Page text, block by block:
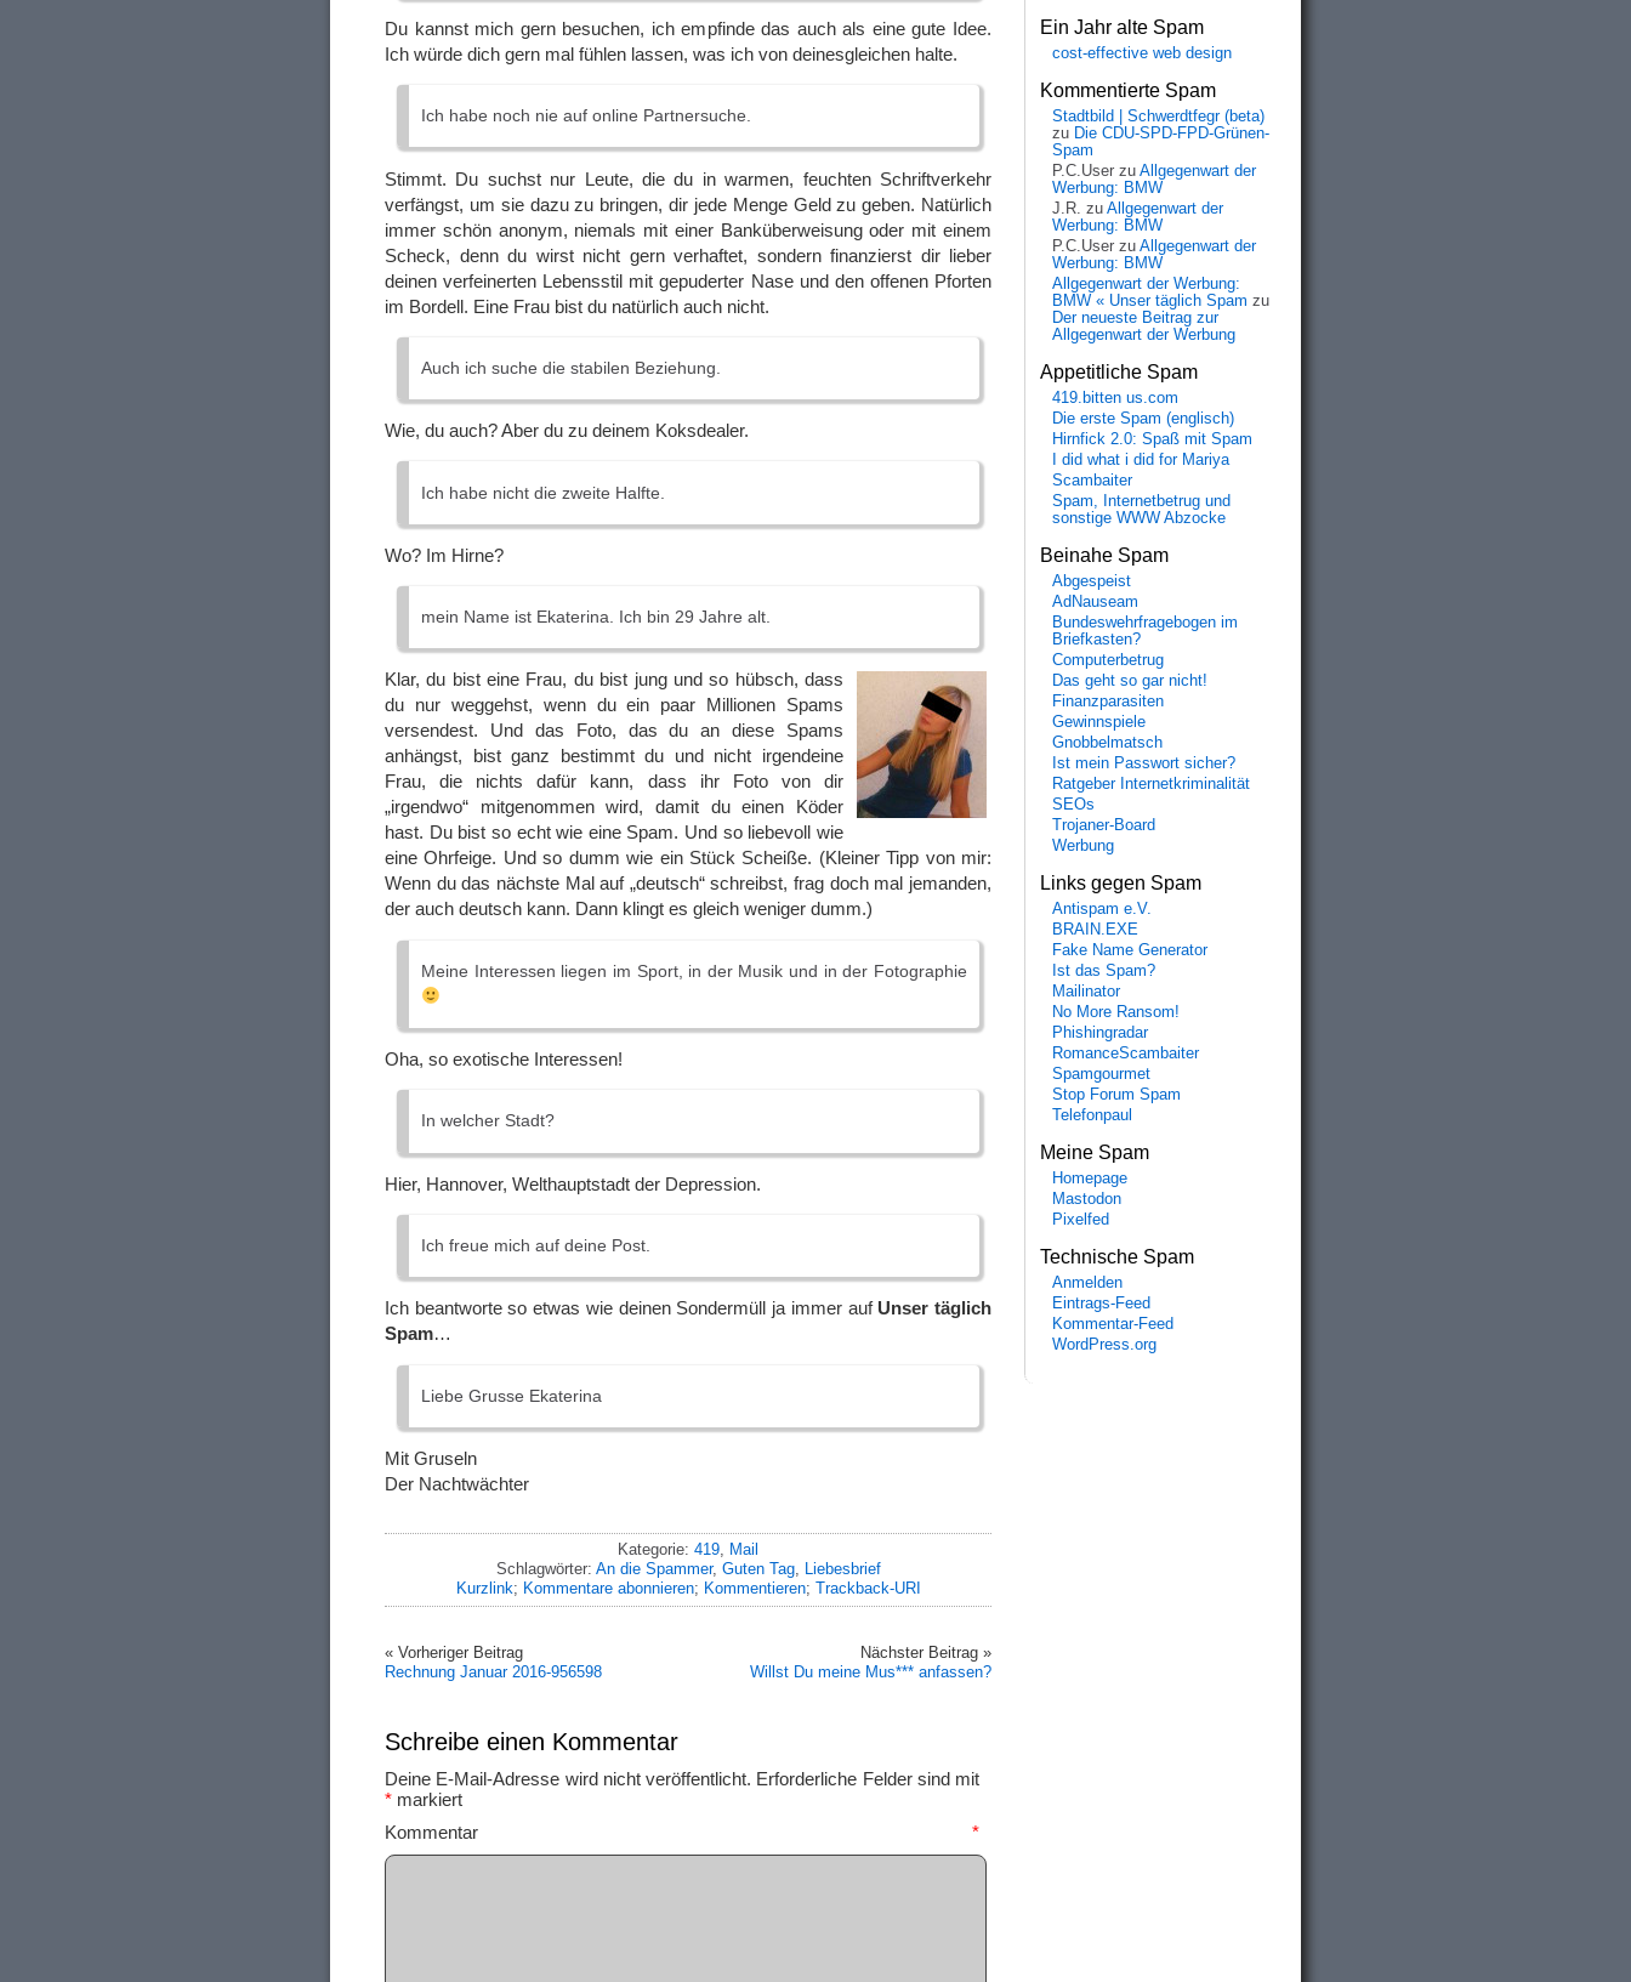
Du kannst mich gern besuchen, ich empfinde das auch als eine gute Idee.
Ich würde dich gern mal fühlen lassen, was ich von deinesgleichen halte.
Ich habe noch nie auf online Partnersuche.
Stimmt. Du suchst nur Leute, die du in warmen, feuchten Schriftverkehr
verfängst, um sie dazu zu bringen, dir jede Menge Geld zu geben. Natürlich
immer schön anonym, niemals mit einer Banküberweisung oder mit einem
Scheck, denn du wirst nicht gern verhaftet, sondern finanzierst dir lieber
deinen verfeinerten Lebensstil mit gepuderter Nase und den offenen Pforten
im Bordell. Eine Frau bist du natürlich auch nicht.
Auch ich suche die stabilen Beziehung.
Wie, du auch? Aber du zu deinem Koksdealer.
Ich habe nicht die zweite Halfte.
Wo? Im Hirne?
mein Name ist Ekaterina. Ich bin 29 Jahre alt.
Klar, du bist eine Frau, du bist jung und so hübsch, dass
du nur weggehst, wenn du ein paar Millionen Spams
versendest. Und das Foto, das du an diese Spams
anhängst, bist ganz bestimmt du und nicht irgendeine
Frau, die nichts dafür kann, dass ihr Foto von dir
„irgendwo“ mitgenommen wird, damit du einen Köder
hast. Du bist so echt wie eine Spam. Und so liebevoll wie
eine Ohrfeige. Und so dumm wie ein Stück Scheiße. (Kleiner Tipp von mir:
Wenn du das nächste Mal auf „deutsch“ schreibst, frag doch mal jemanden,
der auch deutsch kann. Dann klingt es gleich weniger dumm.)
Meine Interessen liegen im Sport, in der Musik und in der Fotographie
Oha, so exotische Interessen!
In welcher Stadt?
Hier, Hannover, Welthauptstadt der Depression.
Ich freue mich auf deine Post.
Ich beantworte so etwas wie deinen Sondermüll ja immer auf Unser täglich
Spam…
Liebe Grusse Ekaterina
Mit Gruseln
Der Nachtwächter
Kategorie: 419
Mail
Schlagwörter: An die Spammer, Guten Tag,
Liebesbrief
Kurzlink; Kommentare abonnieren; Kommentieren; Trackback-URI
« Vorheriger Beitrag
Rechnung Januar 2016-956598
Nächster Beitrag »
Willst Du meine Mus*** anfassen?
Schreibe einen Kommentar
Deine E-Mail-Adresse wird nicht veröffentlicht. Erforderliche Felder sind mit
* markiert
Kommentar *
Ein Jahr alte Spam
cost-effective web design
Kommentierte Spam
Stadtbild | Schwerdtfegr (beta)
zu Die CDU-SPD-FPD-Grünen-
Spam
P.C.User zu Allgegenwart der
Werbung: BMW
J.R. zu Allgegenwart der
Werbung: BMW
P.C.User zu Allgegenwart der
Werbung: BMW
Allgegenwart der Werbung:
BMW « Unser täglich Spam zu
Der neueste Beitrag zur
Allgegenwart der Werbung
Appetitliche Spam
419.bitten us.com
Die erste Spam (englisch)
Hirnfick 2.0: Spaß mit Spam
I did what i did for Mariya
Scambaiter
Spam, Internetbetrug und
sonstige WWW Abzocke
Beinahe Spam
Abgespeist
AdNauseam
Bundeswehrfragebogen im
Briefkasten?
Computerbetrug
Das geht so gar nicht!
Finanzparasiten
Gewinnspiele
Gnobbelmatsch
Ist mein Passwort sicher?
Ratgeber Internetkriminalität
SEOs
Trojaner-Board
Werbung
Links gegen Spam
Antispam e.V.
BRAIN.EXE
Fake Name Generator
Ist das Spam?
Mailinator
No More Ransom!
Phishingradar
RomanceScambaiter
Spamgourmet
Stop Forum Spam
Telefonpaul
Meine Spam
Homepage
Mastodon
Pixelfed
Technische Spam
Anmelden
Eintrags-Feed
Kommentar-Feed
WordPress.org